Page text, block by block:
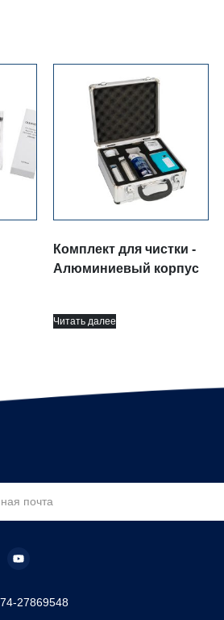
Комплект для чистки -
Алюминиевый корпус
Читать далее
27869548